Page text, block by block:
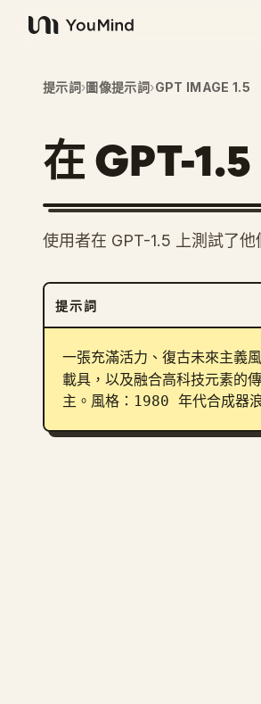
YouMind
提示詞›圖像提示詞›GPT IMAGE 1.5
在 GPT-
使用者在 GPT-1.5 上測試了
提示詞
一張充滿活力、復古未來主義
載具，以及融合高科技元素的
主。風格：1980 年代合成器